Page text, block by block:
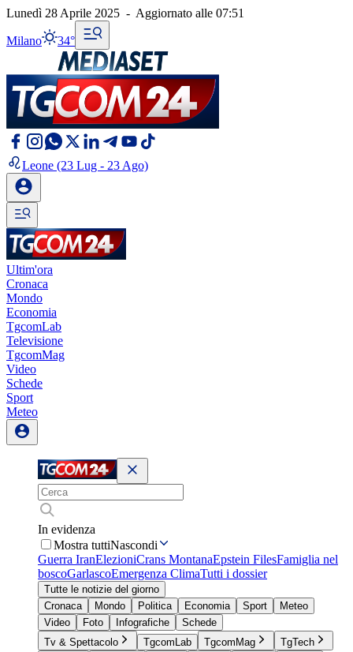
Lunedì 28 Aprile 2025 - Aggiornato alle 07:51
Milano 34°
Leone (23 Lug - 23 Ago)
Ultim'ora
Cronaca
Mondo
Economia
TgcomLab
Televisione
TgcomMag
Video
Schede
Sport
Meteo
In evidenza
Mostra tuttiNascondi
Guerra IranElezioniCrans MontanaEpstein FilesFamiglia nel
boscoGarlascoEmergenza ClimaTutti i dossier
Tutte le notizie del giorno
Cronaca
Mondo Politica Economia Sport
Meteo
Video
Foto Infografiche
Schede
Tv & Spettacolo
TgcomLab TgcomMag
TgTech